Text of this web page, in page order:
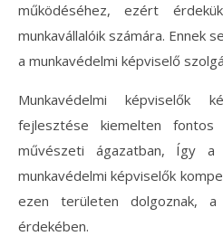
működéséhez, ezért
munkavállalóik számára. Ennek
a munkavédelmi képviselő
Munkavédelmi képviselők
fejlesztése kiemelten
művészeti ágazatban, Így
munkavédelmi képviselők
ezen területen dolgoznak, a
érdekében.